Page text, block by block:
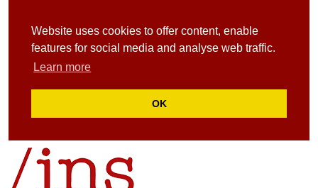
Website uses cookies to offer content, enable
features for social media and analyse web traffic.
Learn more
OK